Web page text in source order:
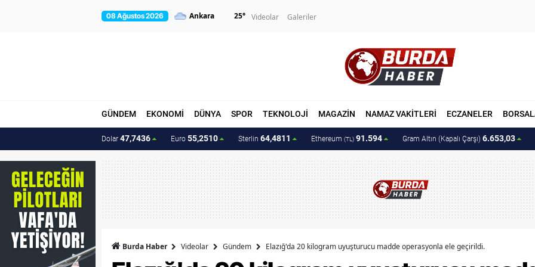
08 Ağustos 2026 25° Videolar Galeriler
GÜNDEM EKONOMİ DÜNYA SPOR TEKNOLOJİ MAGAZİN NAMAZ VAKİTLERİ ECZANELER
Dolar 47,7436 Euro 55,2510 Sterlin 64,4811 Ethereum (TL) 91.594 Gram Altın (Kapalı Çarşı) 6.653,03
Burda Haber Videolar Gündem Elazığ'da 20 kilogram uyuşturucu madde operasyonla ele geçirildi.